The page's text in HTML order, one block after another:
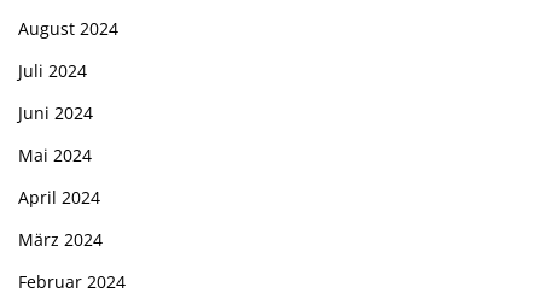
August 2024
Juli 2024
Juni 2024
Mai 2024
April 2024
März 2024
Februar 2024